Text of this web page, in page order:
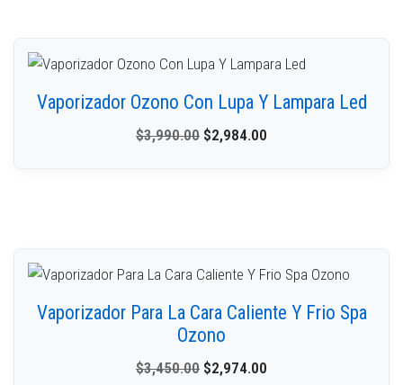
Vaporizador Ozono Con Lupa Y Lampara Led
$3,990.00 $2,984.00
Vaporizador Para La Cara Caliente Y Frio Spa
Ozono
$3,450.00 $2,974.00